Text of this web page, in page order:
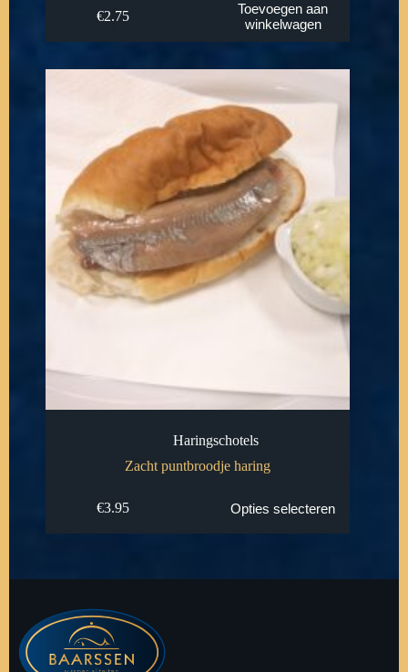
€2.75
Toevoegen aan
winkelwagen
Haringschotels
Zacht puntbroodje haring
€3.95 Opties selecteren